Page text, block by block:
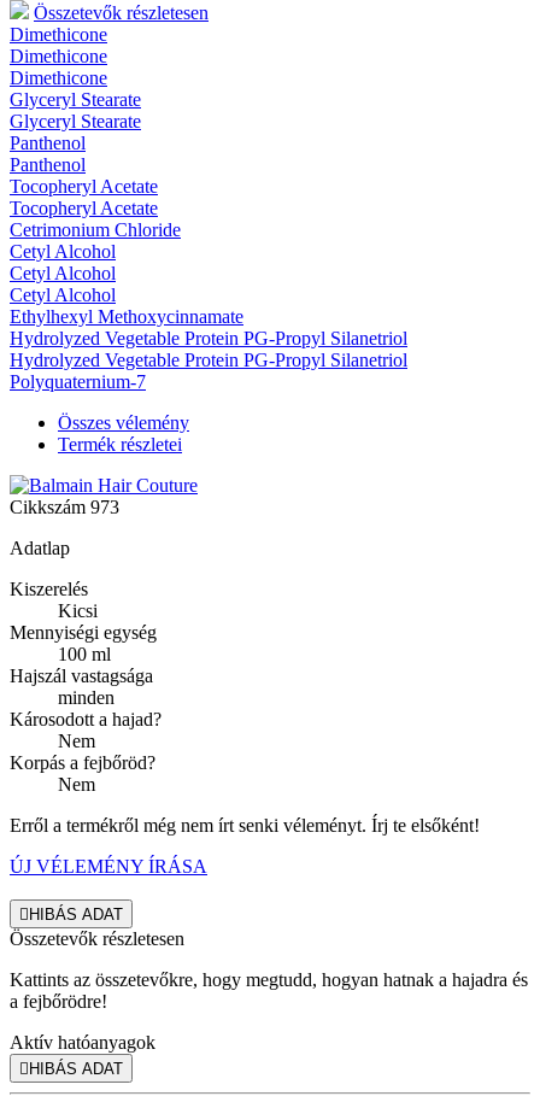
Összetevők részletesen
Dimethicone
Dimethicone
Dimethicone
Glyceryl Stearate
Glyceryl Stearate
Panthenol
Panthenol
Tocopheryl Acetate
Tocopheryl Acetate
Cetrimonium Chloride
Cetyl Alcohol
Cetyl Alcohol
Cetyl Alcohol
Ethylhexyl Methoxycinnamate
Hydrolyzed Vegetable Protein PG-Propyl Silanetriol
Hydrolyzed Vegetable Protein PG-Propyl Silanetriol
Polyquaternium-7
Összes vélemény
Termék részletei
Cikkszám 973
Adatlap
Kiszerelés
Kicsi
Mennyiségi egység
100 ml
Hajszál vastagsága
minden
Károsodott a hajad?
Nem
Korpás a fejbőröd?
Nem
Erről a termékről még nem írt senki véleményt. Írj te elsőként!
ÚJ VÉLEMÉNY ÍRÁSA
HIBÁS ADAT
Összetevők részletesen
Kattints az összetevőkre, hogy megtudd, hogyan hatnak a hajadra és
a fejbőrödre!
Aktív hatóanyagok
HIBÁS ADAT